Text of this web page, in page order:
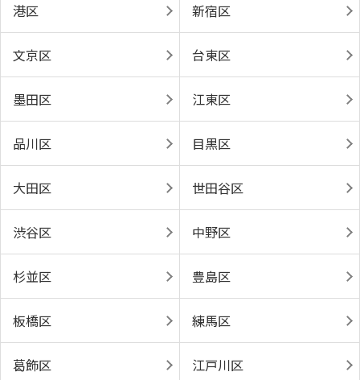
港区 新宿区
文京区 台東区
墨田区 江東区
品川区 目黒区
大田区 世田谷区
渋谷区 中野区
杉並区 豊島区
板橋区 練馬区
葛飾区 江戸川区